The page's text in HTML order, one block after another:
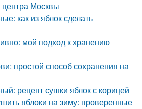
центра Москвы
как из яблок сделать
мой подход к хранению
простой способ сохранения на
рецепт сушки яблок с корицей
яблоки на зиму: проверенные